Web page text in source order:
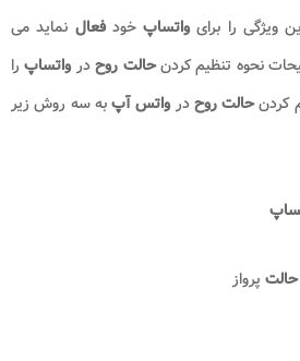
ویژگی را برای واتساپخودفعال نماید می
نحوه تنظیم کردنحالت روحدر واتساپ را
کردنحالت روحدر واتس آپبه سه روش زیر
حالت پرواز